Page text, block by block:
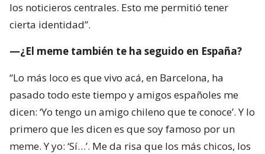
los noticieros centrales. Esto me permitió tener
cierta identidad”.
—¿El meme también te ha seguido en España?
“Lo más loco es que vivo acá, en Barcelona, ha
pasado todo este tiempo y amigos españoles me
dicen: ‘Yo tengo un amigo chileno que te conoce’. Y lo
primero que les dicen es que soy famoso por un
meme. Y yo: ‘Sí…’. Me da risa que los más chicos, los